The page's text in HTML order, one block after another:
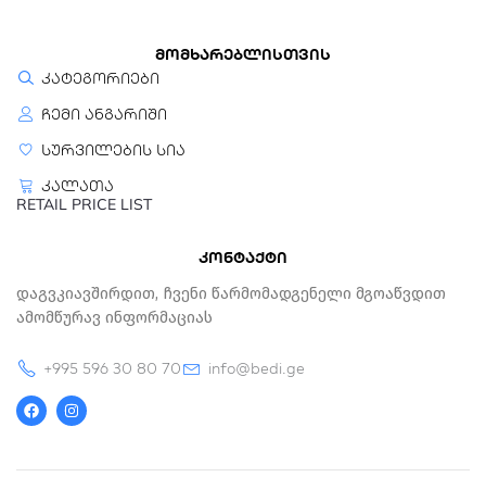
მომხარებლისთვის
კატეგორიები
ჩემი ანგარიში
სურვილების სია
კალათა
RETAIL PRICE LIST
კონტაქტი
Დაგვკიავშირდით, Ჩვენი Წარმომადგენელი Მგოაწვდით
Ამომწურავ Ინფორმაციას
+995 596 30 80 70
info@bedi.ge
a
c
e
n
s
t